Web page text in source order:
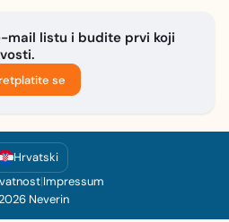
mail listu i budite prvi koji
se
Hrvatski
|Impressum
Neverin